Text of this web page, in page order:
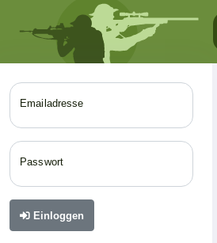
Emailadresse
Passwort
Einloggen